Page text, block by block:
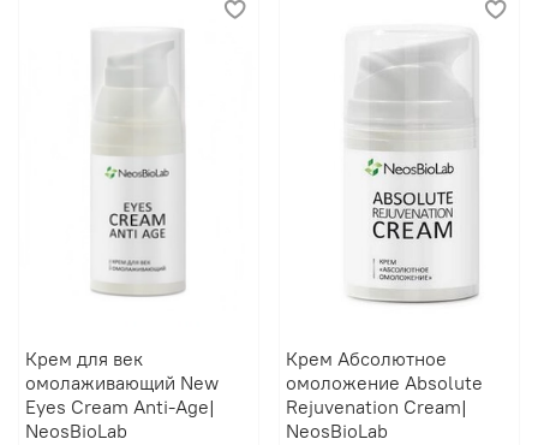
Крем для век
омолаживающий New
Eyes Cream Anti-Age|
NeosBioLab
Крем Абсолютное
омоложение Absolute
Rejuvenation Cream|
NeosBioLab